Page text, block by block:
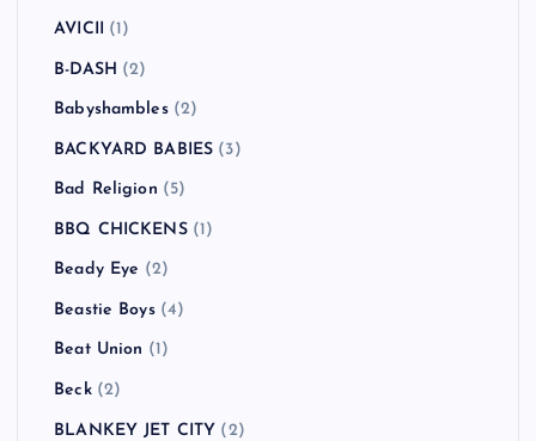
AVICII (1)
B-DASH (2)
Babyshambles(2)
BACKYARD BABIES (3)
Bad Religion (5)
BBQ CHICKENS(1)
Beady Eye (2)
Beastie Boys(4)
Beat Union (1)
Beck(2)
BLANKEY JET CITY (2)